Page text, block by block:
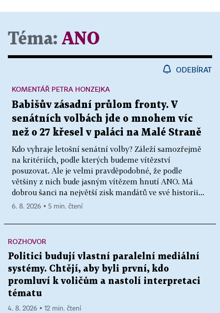
Téma: ANO
ODEBÍRAT
Babišův zásadní průlom fronty. V
senátních volbách jde o mnohem víc
než o 27 křesel v paláci na Malé Straně
Kdo vyhraje letošní senátní volby? Záleží samozřejmě
na kritériích, podle kterých budeme vítězství
posuzovat. Ale je velmi pravděpodobné, že podle
většiny z nich bude jasným vítězem hnutí ANO. Má
dobrou šanci na největší zisk mandátů ve své historii...
KOMENTÁŘ PETRA HONZEJKA
6. 8. 2026 ▪ 5 min. čtení
ROZHOVOR
Politici budují vlastní paralelní mediální
systémy. Chtějí, aby byli první, kdo
promluví k voličům a nastolí interpretaci
tématu
4. 8. 2026 ▪ 12 min. čtení